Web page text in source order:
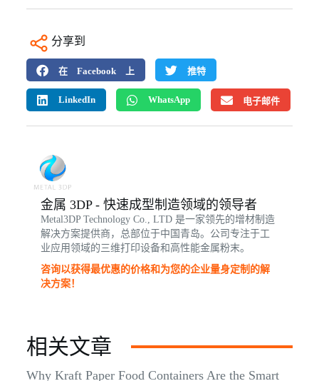
分享到
在 Facebook 上 推特
LinkedIn WhatsApp 电子邮件
金属 3DP - 快速成型制造领域的领导者
Metal3DP Technology Co., LTD 是一家领先的增材制造
解决方案提供商，总部位于中国青岛。公司专注于工
业应用领域的三维打印设备和高性能金属粉末。
咨询以获得最优惠的价格和为您的企业量身定制的解
决方案！
相关文章
Why Kraft Paper Food Containers Are the Smart